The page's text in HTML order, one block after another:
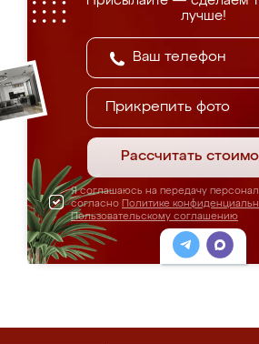
лучше!
Прикрепить фото
Рассчитать
Я соглашаюсь на передачу
согласно Политике
Пользовательскому соглашению